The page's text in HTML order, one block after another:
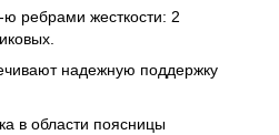
ребрами жесткости: 2
надежную поддержку
в области поясницы